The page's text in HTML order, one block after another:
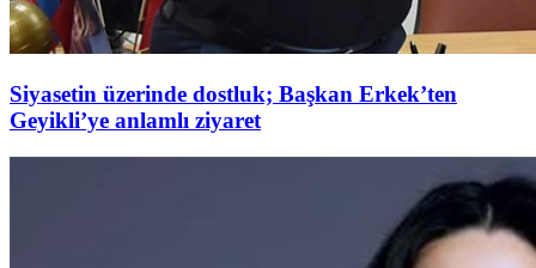
Siyasetin üzerinde dostluk; Başkan Erkek’ten
Geyikli’ye anlamlı ziyaret